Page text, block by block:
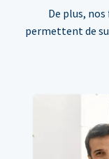
De plus,
permettent de